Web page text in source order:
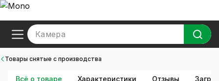
Камера
Товары снятые с производства
Всё о товаре Характеристики Отзывы